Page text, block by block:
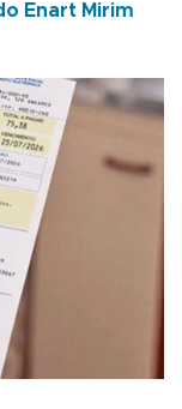
Enart Mirim